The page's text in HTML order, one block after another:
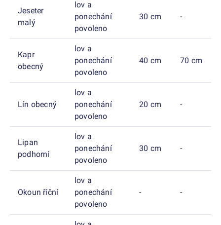
Jeseter
malý
lov a
ponechání
povoleno
30 cm -
Kapr
obecný
lov a
ponechání
povoleno
40 cm 70 cm
Lín obecný
lov a
ponechání
povoleno
20 cm -
Lipan
podhorní
lov a
ponechání
povoleno
30 cm -
Okoun říční
lov a
ponechání
povoleno
- -